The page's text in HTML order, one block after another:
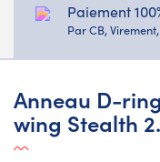
Paiement
Par CB,
Anneau D-
wing Stealth